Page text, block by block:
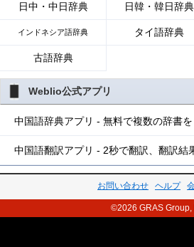
日中・中日辞典 日韓・韓日辞典
インドネシア語辞典 タイ語辞典
古語辞典
Weblio公式アプリ
中国語辞典アプリ - 無料で複数の辞書
中国語翻訳アプリ - 2秒で翻訳、翻訳結
お問い合わせ ヘルプ
©2026 GRAS Group,